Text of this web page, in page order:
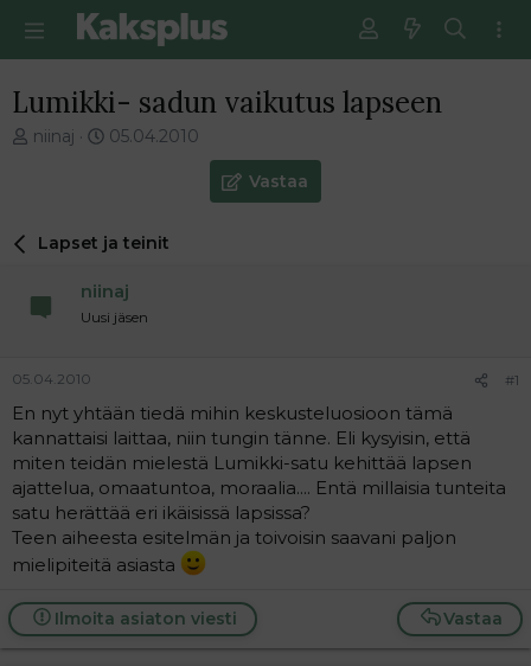
Lumikki- sadun vaikutus lapseen
V
e
t
n
a
o
i
t
t
a
j
niinaj
E
m
i
n
i
e
s
t
i
05.04.2010
Vastaa
Lapset ja teinit
niinaj
Uusi jäsen
05.04.2010 #1
En nyt yhtään tiedä mihin keskusteluosioon tämä
kannattaisi laittaa, niin tungin tänne. Eli kysyisin, että
miten teidän mielestä Lumikki-satu kehittää lapsen
ajattelua, omaatuntoa, moraalia.... Entä millaisia tunteita
satu herättää eri ikäisissä lapsissa?
Teen aiheesta esitelmän ja toivoisin saavani paljon
mielipiteitä asiasta
Vastaa
Ilmoita asiaton viesti